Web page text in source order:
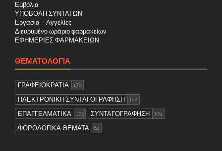
Εμβόλια
ΥΠΟΒΟΛΗ ΣΥΝΤΑΓΩΝ
Εργασια – Αγγελίες
Διευρυμένο ωράριο φαρμακείων
ΕΦΗΜΕΡΙΕΣ ΦΑΡΜΑΚΕΙΩΝ
ΘΕΜΑΤΟΛΟΓΊΑ
ΓΡΑΦΕΙΟΚΡΑΤΙΑ 176
ΗΛΕΚΤΡΟΝΙΚΗ ΣΥΝΤΑΓΟΓΡΑΦΗΣΗ 142
ΕΠΑΓΓΕΛΜΑΤΙΚΑ 123 ΣΥΝΤΑΓΟΓΡΑΦΗΣΗ 104
ΦΟΡΟΛΟΓΙΚΑ ΘΕΜΑΤΑ 84